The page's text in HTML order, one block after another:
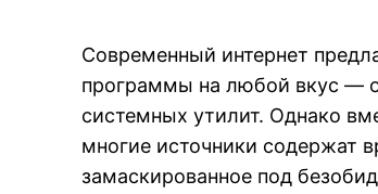
Современный интернет
программы на любой вкус —
системных утилит. Однако
многие источники содержат
замаскированное под